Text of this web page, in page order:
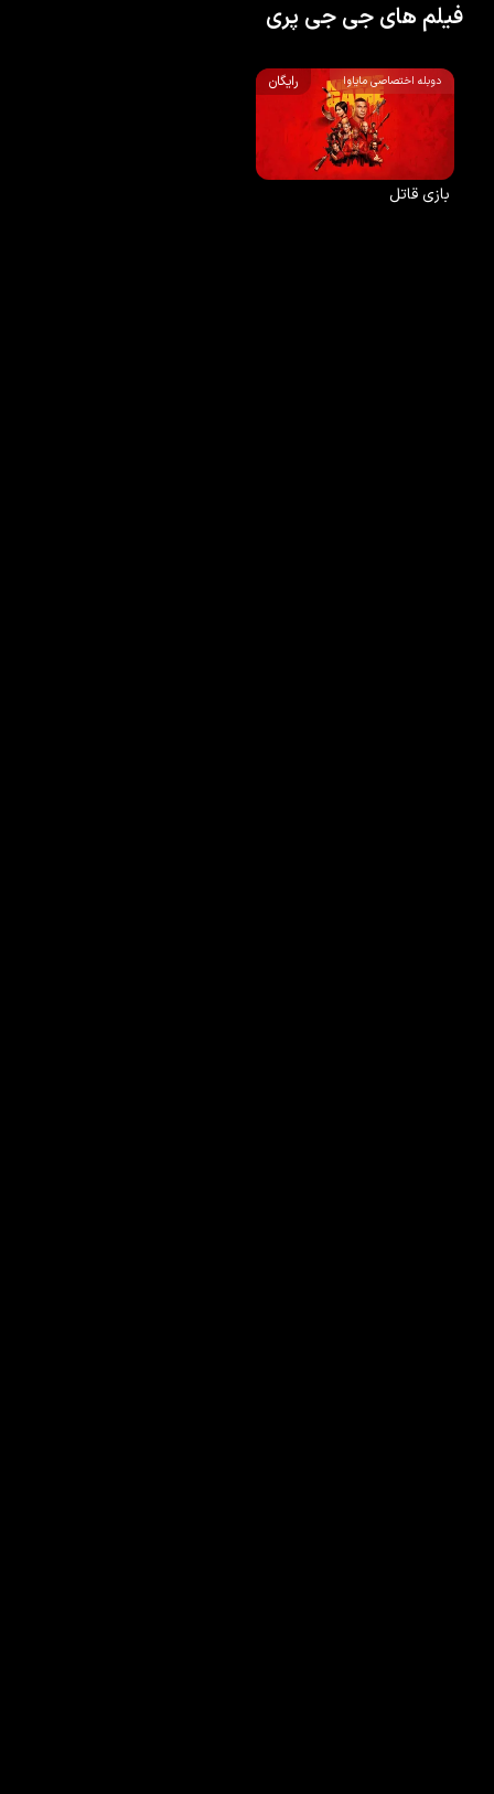
فیلم های جی جی پری
دوبله اختصاصی مایاوا رایگان
بازی قاتل